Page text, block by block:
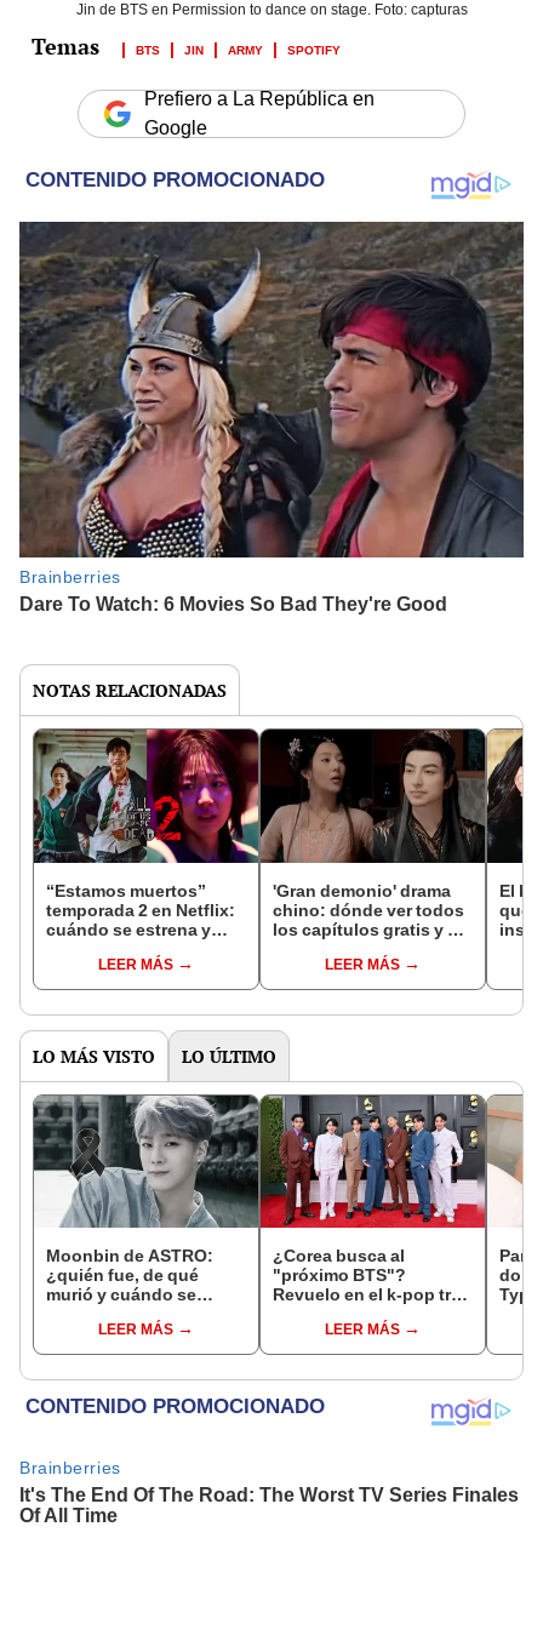
Jin de BTS en Permission to dance on stage. Foto: capturas
BTS JIN ARMY SPOTIFY
Prefiero a La República en
Google
NOTAS RELACIONADAS
“Estamos muertos”
temporada 2 en Netflix:
cuándo se estrena y
temporadaLEER MÁS
'Gran demonio' drama
chino: dónde ver todos
los capítulos gratis y en
LEER MÁS
El k-
que
LO MÁS VISTO LO ÚLTIMO
Moonbin de ASTRO:
¿quién fue, de qué
murió y cuándo se
k-pop?LEER MÁS
¿Corea busca al
"próximo BTS"?
Revuelo en el k-pop tras
viceministro coreano
LEER MÁS
Park